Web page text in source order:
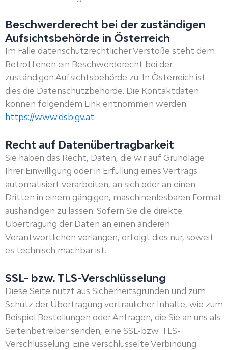
Beschwerderecht bei der zuständigen
Aufsichtsbehörde in Österreich
Im Falle datenschutzrechtlicher Verstöße steht dem
Betroffenen ein Beschwerderecht bei der
zuständigen Aufsichtsbehörde zu. In Österreich ist
dies die Datenschutzbehörde. Die Kontaktdaten
können folgendem Link entnommen werden:
https://www.dsb.gv.at.
Recht auf Datenübertragbarkeit
Sie haben das Recht, Daten, die wir auf Grundlage
Ihrer Einwilligung oder in Erfüllung eines Vertrags
automatisiert verarbeiten, an sich oder an einen
Dritten in einem gängigen, maschinenlesbaren Format
aushändigen zu lassen. Sofern Sie die direkte
Übertragung der Daten an einen anderen
Verantwortlichen verlangen, erfolgt dies nur, soweit
es technisch machbar ist.
SSL- bzw. TLS-Verschlüsselung
Diese Seite nutzt aus Sicherheitsgründen und zum
Schutz der Übertragung vertraulicher Inhalte, wie zum
Beispiel Bestellungen oder Anfragen, die Sie an uns als
Seitenbetreiber senden, eine SSL-bzw. TLS-
Verschlüsselung. Eine verschlüsselte Verbindung